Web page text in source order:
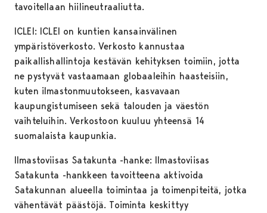
tavoitellaan hiilineutraaliutta.
ICLEI: ICLEI on kuntien kansainvälinen
ympäristöverkosto. Verkosto kannustaa
paikallishallintoja kestävän kehityksen toimiin, jotta
ne pystyvät vastaamaan globaaleihin haasteisiin,
kuten ilmastonmuutokseen, kasvavaan
kaupungistumiseen sekä talouden ja väestön
vaihteluihin. Verkostoon kuuluu yhteensä 14
suomalaista kaupunkia.
Ilmastoviisas Satakunta -hanke: Ilmastoviisas
Satakunta -hankkeen tavoitteena aktivoida
Satakunnan alueella toimintaa ja toimenpiteitä, jotka
vähentävät päästöjä. Toiminta keskittyy